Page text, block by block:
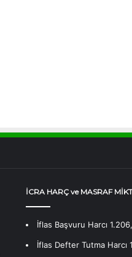
İCRA HARÇ ve MASRAF
İflas Başvuru Harcı
İflas Defter Tutma Harcı